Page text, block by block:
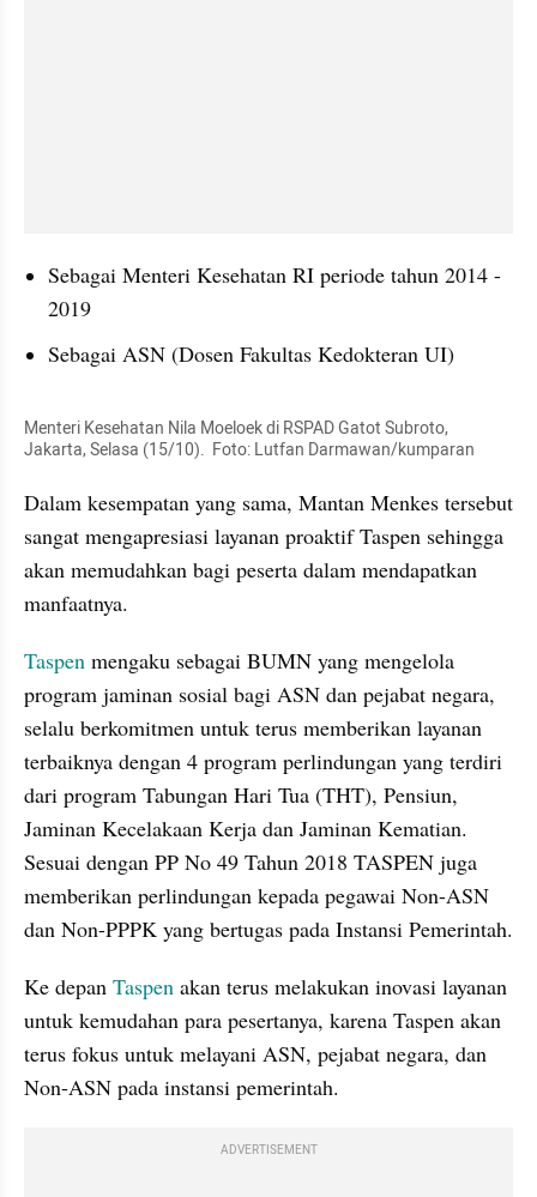
Sebagai Menteri Kesehatan RI periode tahun 2014
2019
Sebagai ASN (Dosen Fakultas Kedokteran UI)
Menteri Kesehatan Nila Moeloek di RSPAD Gatot Subroto,
Jakarta, Selasa (15/10).  Foto: Lutfan Darmawan/kumparan
Dalam kesempatan yang sama, Mantan Menkes tersebut
sangat mengapresiasi layanan proaktif Taspen sehingga
akan memudahkan bagi peserta dalam mendapatkan
manfaatnya.
Taspen mengaku sebagai BUMN yang mengelola
program jaminan sosial bagi ASN dan pejabat negara,
selalu berkomitmen untuk terus memberikan layanan
terbaiknya dengan 4 program perlindungan yang terdiri
dari program Tabungan Hari Tua (THT), Pensiun,
Jaminan Kecelakaan Kerja dan Jaminan Kematian.
Sesuai dengan PP No 49 Tahun 2018 TASPEN juga
memberikan perlindungan kepada pegawai Non-ASN
Ke depan Taspen akan terus melakukan inovasi layanan
untuk kemudahan para pesertanya, karena Taspen akan
terus fokus untuk melayani ASN, pejabat negara, dan
Non-ASN pada instansi pemerintah.
ADVERTISEMENT